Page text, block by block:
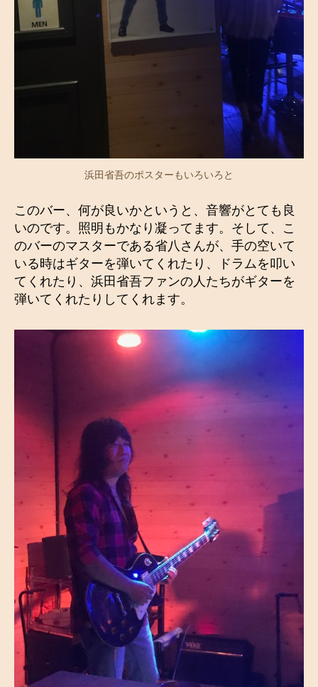
浜田省吾のポスターもいろいろと
このバー、何が良いかというと、音響がとても良
いのです。照明もかなり凝ってます。そして、こ
のバーのマスターである省八さんが、手の空いて
いる時はギターを弾いてくれたり、ドラムを叩い
てくれたり、浜田省吾ファンの人たちがギターを
弾いてくれたりしてくれます。